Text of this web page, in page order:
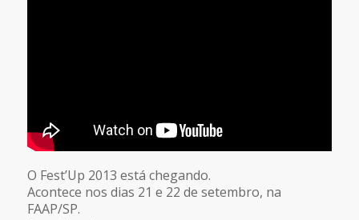
O Fest’Up 2013 está chegando.
Acontece nos dias 21 e 22 de setembro, na
FAAP/SP.